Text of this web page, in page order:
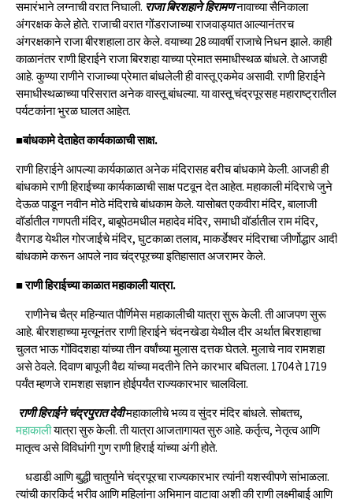
समारंभाने लग्नाची वरात निघाली. राजा बिरशहाने हिरामणनावाच्या सैनिकाला
अंगरक्षक केले होते. राजाची वरात गोंडराजाच्या राजवाड्यात आल्यानंतरच
अंगरक्षकाने राजा बीरशहाला ठार केले. वयाच्या 28 व्यावर्षी राजाचे निधन झाले. काही
काळानंतर राणी हिराईने राजा बिरशहा याच्या प्रेमात समाधीस्थळ बांधले. ते आजही
आहे. कुण्या राणीने राजाच्या प्रेमात बांधलेली ही वास्तू एकमेव असावी. राणी हिराईने
समाधीस्थळाच्या परिसरात अनेक वास्तू बांधल्या. या वास्तू चंद्रपूरसह महाराष्ट्रातील
पर्यटकांना भुरळ घालत आहेत.
■बांधकामे देताहेत कार्यकाळाची साक्ष.
राणी हिराईने आपल्या कार्यकाळात अनेक मंदिरासह बरीच बांधकामे केली. आजही ही
बांधकामे राणी हिराईच्या कार्यकाळाची साक्ष पटवून देत आहेत. महाकाली मंदिराचे जुने
देऊळ पाडून नवीन मोठे मंदिराचे बांधकाम केले. यासोबत एकवीरा मंदिर, बालाजी
वॉर्डातील गणपती मंदिर, बाबूपेठमधील महादेव मंदिर, समाधी वॉर्डातील राम मंदिर,
वैरागड येथील गोरजाईचे मंदिर, घुटकाळा तलाव, माकर्डेश्‍वर मंदिराचा जीर्णोद्धार आदी
बांधकामे करून आपले नाव चंद्रपूरच्या इतिहासात अजरामर केले.
■ राणी हिराईच्या काळात महाकाली यात्रा.
राणीनेच चैत्र महिन्यात पौर्णिमेस महाकालीची यात्रा सुरू केली. ती आजपण सुरू
आहे. बीरशहाच्या मृत्यूनंतर राणी हिराईने चंदनखेडा येथील दीर अर्थात बिरशहाचा
चुलत भाऊ गोंविदशहा यांच्या तीन वर्षांच्या मुलास दत्तक घेतले. मुलाचे नाव रामशहा
असे ठेवले. दिवाण बापूजी वैद्य यांच्या मदतीने तिने कारभार बघितला. 1704 ते 1719
पर्यंत म्हणजे रामशहा सज्ञान होईपर्यंत राज्यकारभार चालविला.
राणी हिराईने चंद्रपुरात देवीमहाकालीचे भव्य व सुंदर मंदिर बांधले. सोबतच,
महाकालीयात्रा सुरु केली. ती यात्रा आजतागायत सुरु आहे. कर्तृत्व, नेतृत्व आणि
मातृत्व असे विविधांगी गुण राणी हिराई यांच्या अंगी होते.
धडाडी आणि बुद्धी चातुर्याने चंद्रपूरचा राज्यकारभार त्यांनी यशस्वीपणे सांभाळला.
त्यांची कारकिर्द भरीव आणि महिलांना अभिमान वाटावा अशी की राणी लक्ष्मीबाई आणि